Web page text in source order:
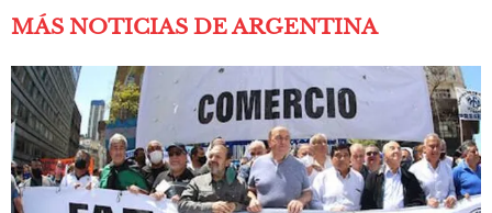
MÁS NOTICIAS DE ARGENTINA